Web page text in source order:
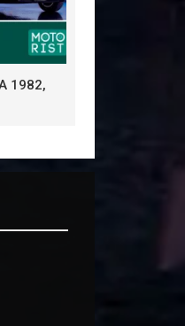
1982,